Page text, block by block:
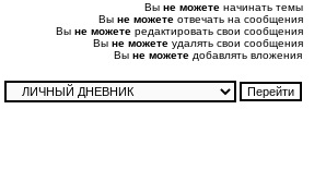
Вы не можете начинать темы
Вы не можете отвечать на сообщения
Вы не можете редактировать свои сообщения
Вы не можете удалять свои сообщения
Вы не можете добавлять вложения